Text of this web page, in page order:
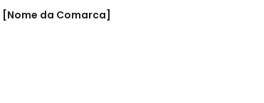
[Nome da Comarca]